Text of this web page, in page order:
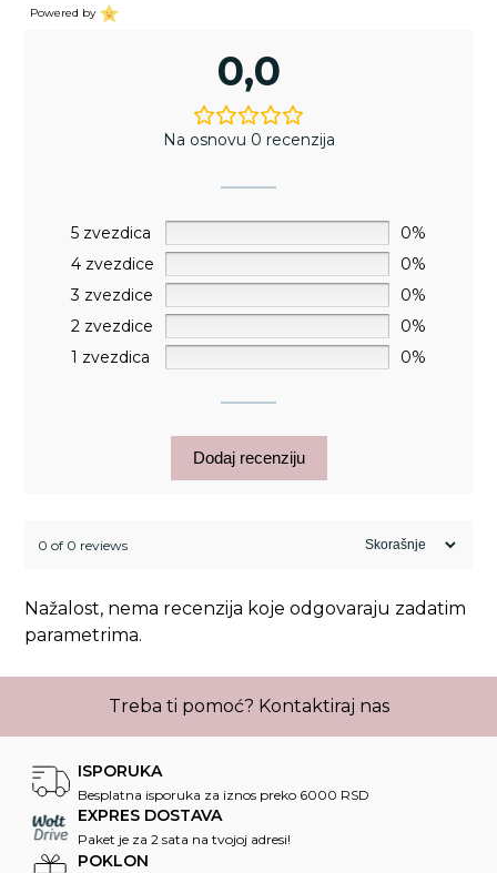
Powered by
0,0
Na osnovu 0 recenzija
5 zvezdica
0%
4 zvezdice
0%
3 zvezdice
0%
2 zvezdice
0%
1 zvezdica
0%
Dodaj recenziju
0 of 0 reviews
Nažalost, nema recenzija koje odgovaraju zadatim
parametrima.
Treba ti pomoć? Kontaktiraj nas
ISPORUKA
Besplatna isporuka za iznos preko 6000 RSD
EXPRES DOSTAVA
Paket je za 2 sata na tvojoj adresi!
POKLON